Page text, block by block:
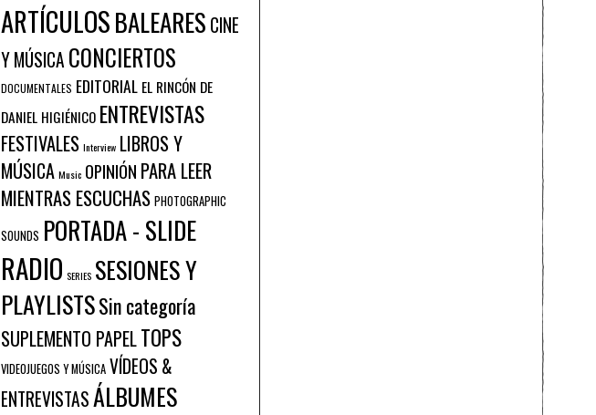
ARTÍCULOSBALEARES CINE
Y MÚSICA CONCIERTOS
DOCUMENTALES EDITORIAL EL RINCÓN DE
DANIEL HIGIÉNICO ENTREVISTAS
FESTIVALES Interview LIBROS Y
MÚSICA Music OPINIÓN PARA LEER
MIENTRAS ESCUCHAS PHOTOGRAPHIC
SOUNDS PORTADA - SLIDE
RADIO SERIES SESIONES Y
PLAYLISTSSin categoría
SUPLEMENTO PAPELTOPS
VIDEOJUEGOS Y MÚSICA VÍDEOS &
ENTREVISTASÁLBUMES